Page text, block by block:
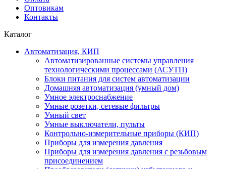
Оптовикам
Контакты
Каталог
Автоматизация, КИП
Автоматизированные системы управления
технологическими процессами (АСУТП)
Блоки питания для систем автоматизации
Домашняя автоматизация (умный дом)
Умное электроснабжение
Умные розетки, сетевые фильтры
Умный свет
Умные выключатели, пульты
Контрольно-измерительные приборы (КИП)
Приборы для измерения давления
Приборы для измерения давления с резьбовым
присоединением